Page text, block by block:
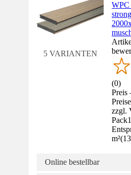
5 VARIANTEN
WPC
(0)
zzgl.
Pack
m²(
Online bestellbar